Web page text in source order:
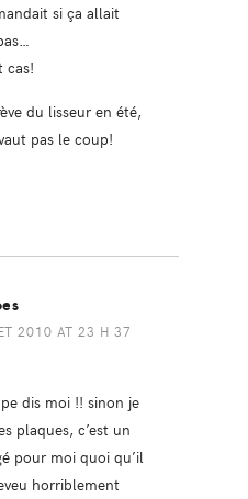
si ça allait
cas!
du lisseur en été,
pas le coup!
2010 AT 23 H 37
dis moi !! sinon je
plaques, c’est un
pour moi quoi qu’il
horriblement